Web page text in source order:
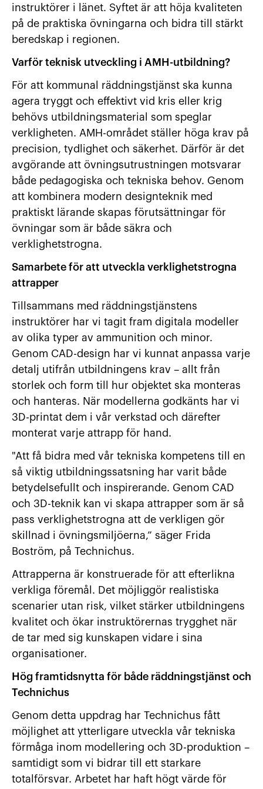
instruktörer i länet. Syftet är att höja kvaliteten
på de praktiska övningarna och bidra till stärkt
beredskap i regionen.
Varför teknisk utveckling i AMH-utbildning?
För att kommunal räddningstjänst ska kunna
agera tryggt och effektivt vid kris eller krig
behövs utbildningsmaterial som speglar
verkligheten. AMH-området ställer höga krav på
precision, tydlighet och säkerhet. Därför är det
avgörande att övningsutrustningen motsvarar
både pedagogiska och tekniska behov. Genom
att kombinera modern designteknik med
praktiskt lärande skapas förutsättningar för
övningar som är både säkra och
verklighetstrogna.
Samarbete för att utveckla verklighetstrogna
attrapper
Tillsammans med räddningstjänstens
instruktörer har vi tagit fram digitala modeller
av olika typer av ammunition och minor.
Genom CAD-design har vi kunnat anpassa varje
detalj utifrån utbildningens krav – allt från
storlek och form till hur objektet ska monteras
och hanteras. När modellerna godkänts har vi
3D-printat dem i vår verkstad och därefter
monterat varje attrapp för hand.
"Att få bidra med vår tekniska kompetens till en
så viktig utbildningssatsning har varit både
betydelsefullt och inspirerande. Genom CAD
och 3D-teknik kan vi skapa attrapper som är så
pass verklighetstrogna att de verkligen gör
skillnad i övningsmiljöerna,” säger Frida
Boström, på Technichus.
Attrapperna är konstruerade för att efterlikna
verkliga föremål. Det möjliggör realistiska
scenarier utan risk, vilket stärker utbildningens
kvalitet och ökar instruktörernas trygghet när
de tar med sig kunskapen vidare i sina
organisationer.
Hög framtidsnytta för både räddningstjänst och
Technichus
Genom detta uppdrag har Technichus fått
möjlighet att ytterligare utveckla vår tekniska
förmåga inom modellering och 3D-produktion –
samtidigt som vi bidrar till ett starkare
totalförsvar. Arbetet har haft högt värde för